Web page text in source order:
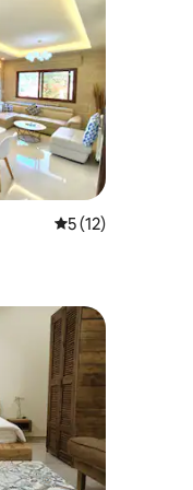
औसत रेटिंग 5 में से 5,
5 (12)